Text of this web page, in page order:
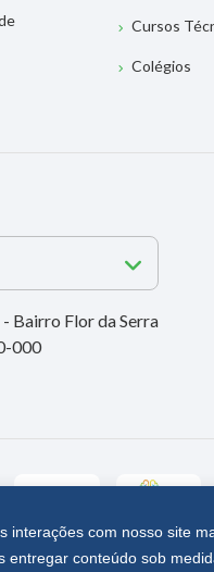
interações com nosso site
entregar conteúdo sob
Cursos
Colégios
Bairro Flor da Serra
000